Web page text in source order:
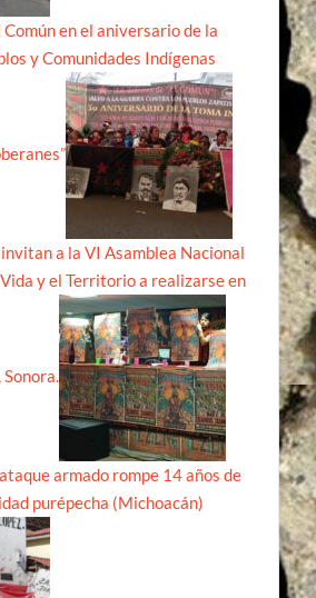
Común en el aniversario de la
y Comunidades Indígenas
a la VI Asamblea Nacional
y el Territorio a realizarse en
Sonora.
armado rompe 14 años de
purépecha (Michoacán)